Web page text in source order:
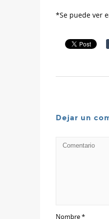
*Se puede ver
Dejar un
Nombre*